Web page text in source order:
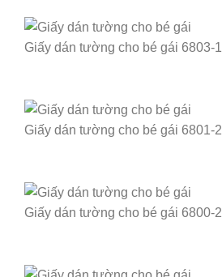
Giấy dán tường cho bé gái 6803-
Giấy dán tường cho bé gái 6801-
Giấy dán tường cho bé gái 6800-